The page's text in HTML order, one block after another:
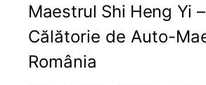
Maestrul Shi Heng Yi
Călătorie de Auto-
România